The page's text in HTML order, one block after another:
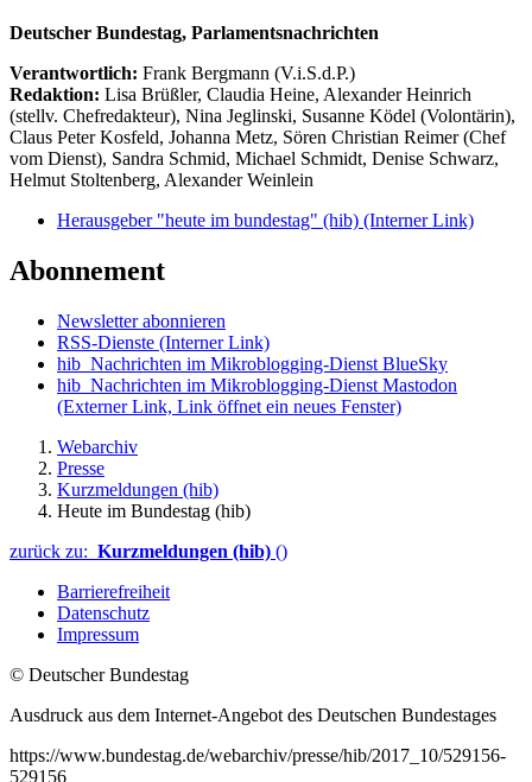
Deutscher Bundestag, Parlamentsnachrichten
Verantwortlich: Frank Bergmann (V.i.S.d.P.)
Redaktion: Lisa Brüßler, Claudia Heine, Alexander Heinrich
(stellv. Chefredakteur), Nina Jeglinski, Susanne Ködel (Volontärin),
Claus Peter Kosfeld, Johanna Metz, Sören Christian Reimer (Chef
vom Dienst), Sandra Schmid, Michael Schmidt, Denise Schwarz,
Helmut Stoltenberg, Alexander Weinlein
Herausgeber "heute im bundestag" (hib) (Interner Link)
Abonnement
Newsletter abonnieren
RSS-Dienste (Interner Link)
hib_Nachrichten im Mikroblogging-Dienst BlueSky
hib_Nachrichten im Mikroblogging-Dienst Mastodon
(Externer Link, Link öffnet ein neues Fenster)
Webarchiv
Presse
Kurzmeldungen (hib)
Heute im Bundestag (hib)
zurück zu: Kurzmeldungen (hib) ()
Barrierefreiheit
Datenschutz
Impressum
© Deutscher Bundestag
Ausdruck aus dem Internet-Angebot des Deutschen Bundestages
https://www.bundestag.de/webarchiv/presse/hib/2017_10/529156-
529156